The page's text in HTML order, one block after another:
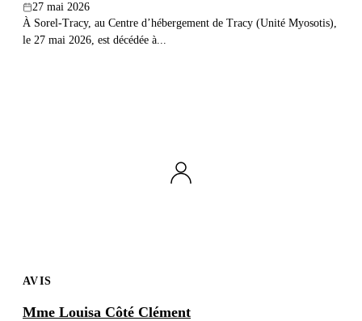
27 mai 2026
À Sorel-Tracy, au Centre d’hébergement de Tracy (Unité Myosotis),
le 27 mai 2026, est décédée à...
AVIS
Mme Louisa Côté Clément